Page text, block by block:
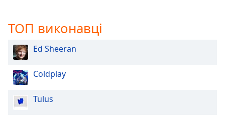
ТОП виконавці
Ed Sheeran
Coldplay
Tulus